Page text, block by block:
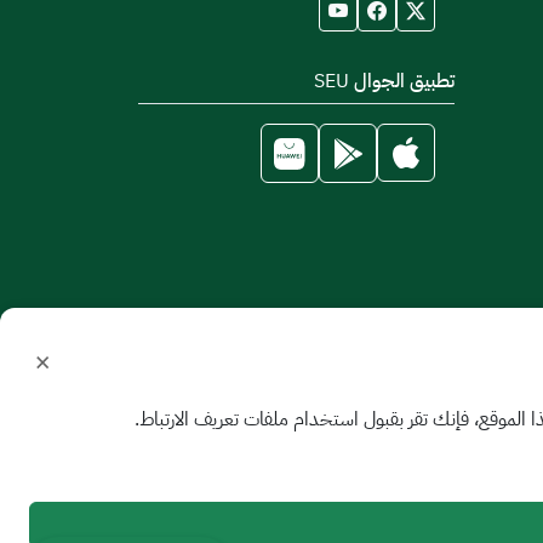
تطبيق الجوال SEU
×
فإنك تقر بقبول استخدام ملفات تعريف الارتباط.